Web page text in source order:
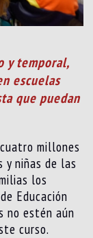
y temporal,
escuelas
que puedan
millones
y niñas de las
los
Educación
no estén aún
curso.